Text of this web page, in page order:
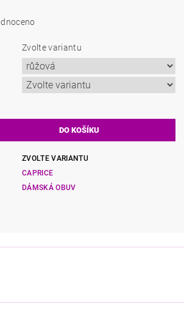
Zvolte variantu
ZVOLTE VARIANTU
CAPRICE
DÁMSKÁ OBUV